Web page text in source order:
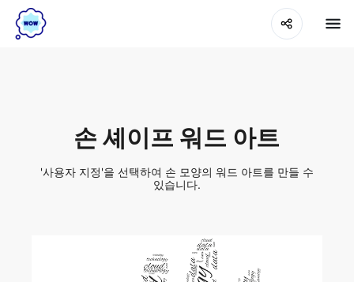
손 셰이프 워드 아트
'사용자 지정'을 선택하여 손 모양의 워드 아트를 만들 수
있습니다.